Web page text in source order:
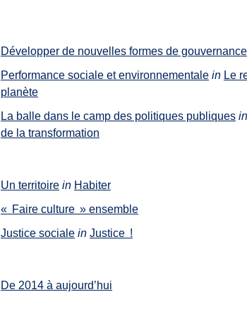
Développer de nouvelles formes de gouvernance
Performance sociale et environnementale in Le
planète
La balle dans le camp des politiques publiques in
de la transformation
Un territoire in Habiter
« Faire culture » ensemble
Justice sociale in Justice !
De 2014 à aujourd’hui